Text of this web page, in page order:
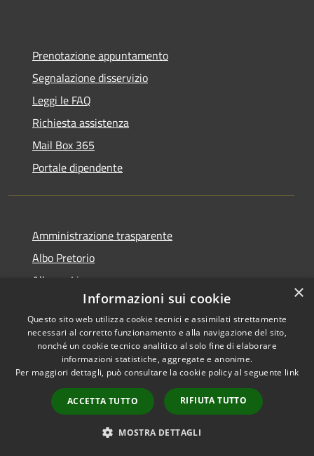
Prenotazione appuntamento
Segnalazione disservizio
Leggi le FAQ
Richiesta assistenza
Mail Box 365
Portale dipendente
Amministrazione trasparente
Albo Pretorio
Albo on Line
Fino al numero 61 del 22 gennaio 2020
Informativa privacy
Note legali
Dichiarazione di accessibilità
Copyright © 2026 • Comune di
×
Informazioni sui cookie
Questo sito web utilizza cookie tecnici e assimilati strettamente
necessari al corretto funzionamento e alla navigazione del sito,
nonché un cookie tecnico analitico al solo fine di elaborare
informazioni statistiche, aggregate e anonime.
Per maggiori dettagli, può consultare la cookie policy al seguente link
ACCETTA TUTTO RIFIUTA TUTTO
MOSTRA DETTAGLI